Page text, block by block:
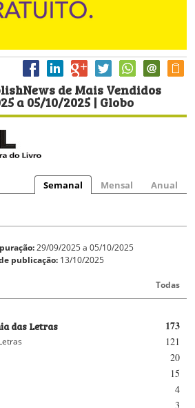
de Mais Vendidos
a 05/10/2025 | Globo
Semanal Mensal Anual
29/09/2025 a 05/10/2025
publicação: 13/10/2025
Todas
173
das Letras
121
20
15
4
3